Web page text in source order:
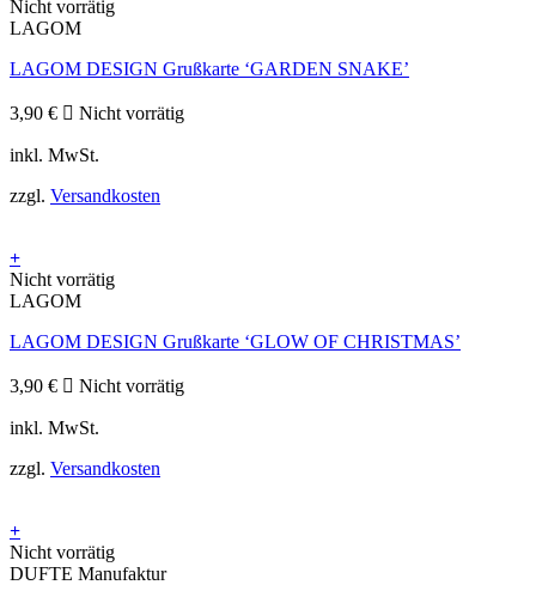
Nicht vorrätig
LAGOM
LAGOM DESIGN Grußkarte ‘GARDEN SNAKE’
3,90 € Nicht vorrätig
inkl. MwSt.
zzgl. Versandkosten
+
Nicht vorrätig
LAGOM
LAGOM DESIGN Grußkarte ‘GLOW OF CHRISTMAS’
3,90 € Nicht vorrätig
inkl. MwSt.
zzgl. Versandkosten
+
Nicht vorrätig
DUFTE Manufaktur